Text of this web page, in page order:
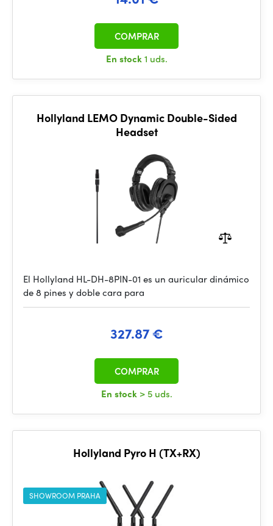
En stock1 uds.
COMPRAR
Hollyland LEMO Dynamic Double-Sided
Headset
El Hollyland HL-DH-8PIN-01 es un auricular dinámico
de 8 pines y doble cara para
327.87 €
En stock > 5 uds.
COMPRAR
Hollyland Pyro H (TX+RX)
SHOWROOM PRAHA